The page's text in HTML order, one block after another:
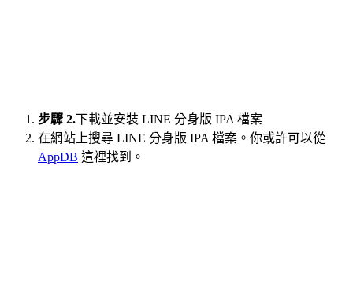
步驟 2.下載並安裝 LINE 分身版 IPA 檔案
在網站上搜尋 LINE 分身版 IPA 檔案。你或許可以從
AppDB 這裡找到。